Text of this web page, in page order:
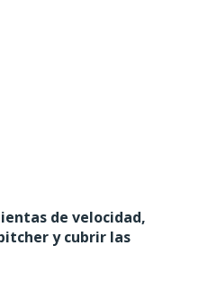
de velocidad,
y cubrir las